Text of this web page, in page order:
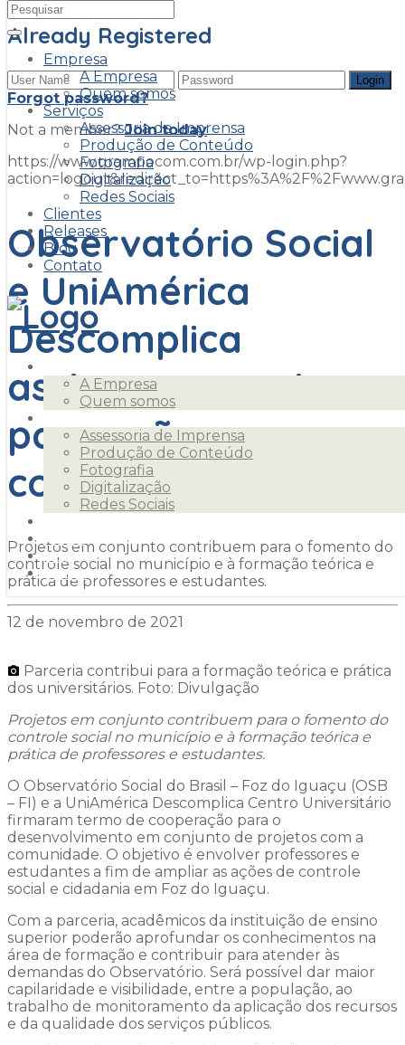
Empresa
A Empresa
Quem somos
Serviços
Assessoria de Imprensa
Produção de Conteúdo
Fotografia
Digitalização
Redes Sociais
Clientes
Releases
Blog
Contato
A Empresa
Quem somos
Assessoria de Imprensa
Produção de Conteúdo
Fotografia
Digitalização
Redes Sociais
Releases
Blog
Contato
Already Registered
Forgot password?
Not a member?Join today
https://www.grampocom.com.br/wp-login.php?
Observatório Social
e UniAmérica
Descomplica
assinam parceria
para ações com a
comunidade
Projetos em conjunto contribuem para o fomento do
controle social no município e à formação teórica e
prática de professores e estudantes.
12 de novembro de 2021
Parceria contribui para a formação teórica e prática
dos universitários. Foto: Divulgação
Projetos em conjunto contribuem para o fomento do
controle social no município e à formação teórica e
prática de professores e estudantes.
O Observatório Social do Brasil – Foz do Iguaçu (OSB
– FI) e a UniAmérica Descomplica Centro Universitário
firmaram termo de cooperação para o
desenvolvimento em conjunto de projetos com a
comunidade. O objetivo é envolver professores e
estudantes a fim de ampliar as ações de controle
social e cidadania em Foz do Iguaçu.
Com a parceria, acadêmicos da instituição de ensino
superior poderão aprofundar os conhecimentos na
área de formação e contribuir para atender às
demandas do Observatório. Será possível dar maior
capilaridade e visibilidade, entre a população, ao
trabalho de monitoramento da aplicação dos recursos
e da qualidade dos serviços públicos.